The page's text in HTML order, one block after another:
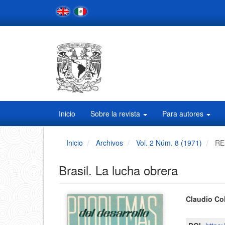
Contenido
Inicio Sobre la revista Para autores
Inicio Archivos Vol. 2 Núm. 8 (1971)
Brasil. La lucha obrera
Barra
Claudio